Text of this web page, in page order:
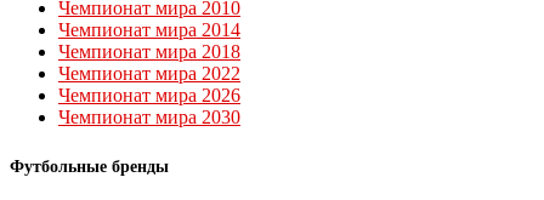
Чемпионат мира 2010
Чемпионат мира 2014
Чемпионат мира 2018
Чемпионат мира 2022
Чемпионат мира 2026
Чемпионат мира 2030
Футбольные бренды